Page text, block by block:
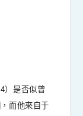
）是否似曾
而他來自于